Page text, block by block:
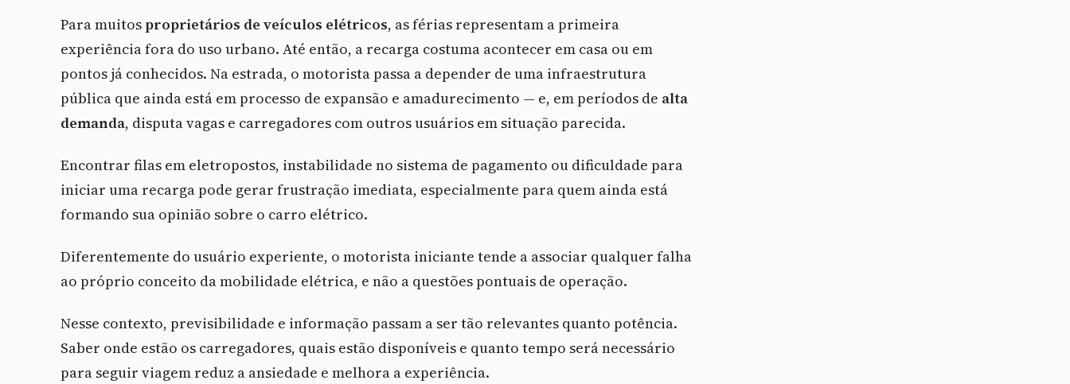
Para muitosproprietários de veículos elétricos, as férias representam a primeira
experiência fora do uso urbano. Até então, a recarga costuma acontecer em casa ou em
pontos já conhecidos. Na estrada, o motorista passa a depender de uma infraestrutura
pública que ainda está em processo de expansão e amadurecimento — e, em períodos de alta
demanda, disputa vagas e carregadores com outros usuários em situação parecida.
Encontrar filas em eletropostos, instabilidade no sistema de pagamento ou dificuldade para
iniciar uma recarga pode gerar frustração imediata, especialmente para quem ainda está
formando sua opinião sobre o carro elétrico.
Diferentemente do usuário experiente, o motorista iniciante tende a associar qualquer falha
ao próprio conceito da mobilidade elétrica, e não a questões pontuais de operação.
Nesse contexto, previsibilidade e informação passam a ser tão relevantes quanto potência.
Saber onde estão os carregadores, quais estão disponíveis e quanto tempo será necessário
para seguir viagem reduz a ansiedade e melhora a experiência.